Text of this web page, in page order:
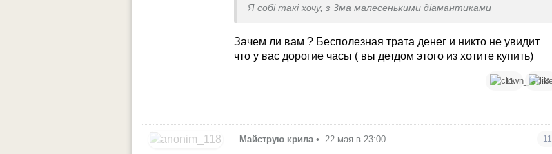
Я собі такі хочу, з 3ма малесенькими діамантиками
Зачем ли вам ? Бесполезная трата денег и никто не увидит
что у вас дорогие часы ( вы детдом этого из хотите купить)
11 3
Майструю крила • 22 мая в 23:00 11